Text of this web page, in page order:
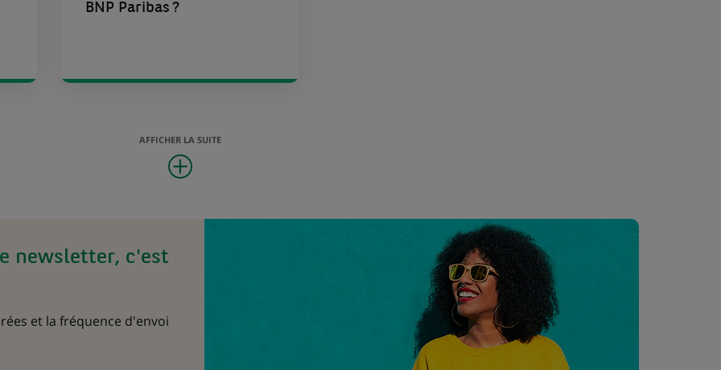
BNP Paribas ?
AFFICHER LA SUITE
newsletter, c'est
et la fréquence d'envoi